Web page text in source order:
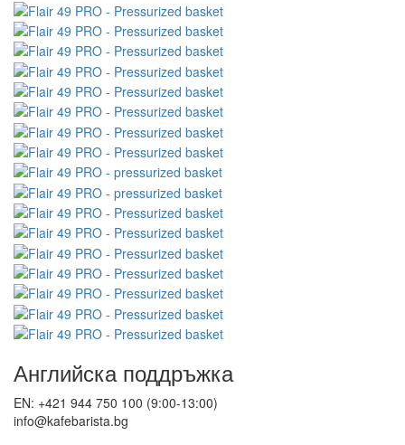
Английска поддръжка
EN: +421 944 750 100 (9:00-13:00)
info@kafebarista.bg